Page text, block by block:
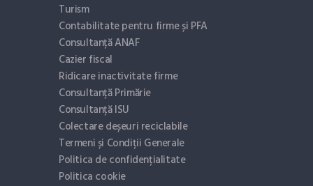
Turism
Contabilitate pentru firme și PFA
Consultanță ANAF
Cazier fiscal
Ridicare inactivitate firme
Consultanță Primărie
Consultanță ISU
Colectare deșeuri reciclabile
Termeni și Condiții Generale
Politica de confidențialitate
Politica cookie